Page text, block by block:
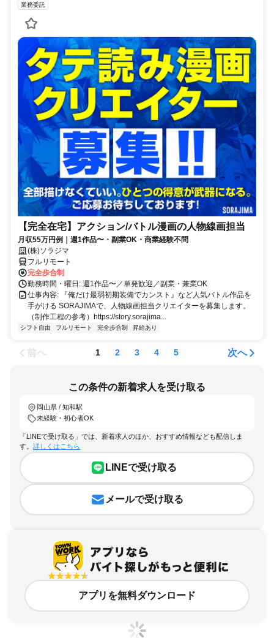
業務委託
【完全在宅】アクション/バトル漫画の人物線画担当
月収55万円例｜週1作品〜・副業OK・商業経験不問
(株)ソラジマ
フルリモート
完全歩合制
勤務時間・曜日: 週1作品〜／単発歓迎／副業・兼業OK
仕事内容: 『俺だけ最弱初期装備でカンスト』など人気バトル作品を
手がける SORAJIMAで、人物線画担当クリエイターを募集します。
（制作工程の参考）https://story.sorajima...
シフト自由 フルリモート 完全歩合制 昇給あり
前へ 1 2 3 4 5 次へ
この条件の新着求人を受け取る
岡山県 / 知和駅
未経験・初心者OK
「LINEで受け取る」では、新着求人のほか、おすすめ情報なども配信しま
す。 詳しくはこちら
LINEで受け取る
メールで受け取る
アプリを無料ダウンロード